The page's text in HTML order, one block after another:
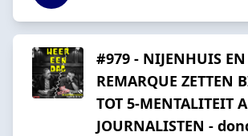
#979 - NIJENHUIS EN
REMARQUE ZETTEN
TOT 5-MENTALITEIT
JOURNALISTEN -